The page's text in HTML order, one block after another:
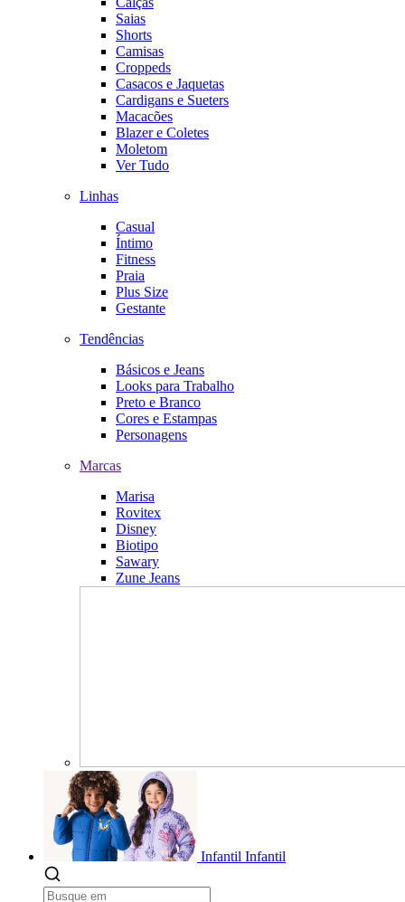
Saias
Shorts
Camisas
Croppeds
Casacos e Jaquetas
Cardigans e Sueters
Macacões
Blazer e Coletes
Moletom
Ver Tudo
Linhas
Casual
Íntimo
Fitness
Praia
Plus Size
Gestante
Tendências
Básicos e Jeans
Looks para Trabalho
Preto e Branco
Cores e Estampas
Personagens
Marcas
Marisa
Rovitex
Disney
Biotipo
Sawary
Zune Jeans
Infantil Infantil